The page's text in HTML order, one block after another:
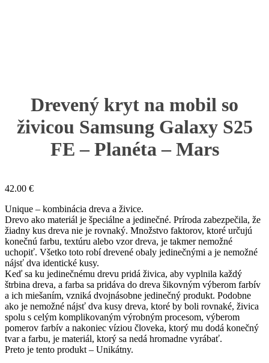
Drevený kryt na mobil so
živicou Samsung Galaxy S25
FE – Planéta – Mars
42.00 €
Unique – kombinácia dreva a živice.
Drevo ako materiál je špeciálne a jedinečné. Príroda zabezpečila, že
žiadny kus dreva nie je rovnaký. Množstvo faktorov, ktoré určujú
konečnú farbu, textúru alebo vzor dreva, je takmer nemožné
uchopiť. Všetko toto robí drevené obaly jedinečnými a je nemožné
nájsť dva identické kusy.
Keď sa ku jedinečnému drevu pridá živica, aby vyplnila každý
štrbina dreva, a farba sa pridáva do dreva šikovným výberom farbív
a ich miešaním, vzniká dvojnásobne jedinečný produkt. Podobne
ako je nemožné nájsť dva kusy dreva, ktoré by boli rovnaké, živica
spolu s celým komplikovaným výrobným procesom, výberom
pomerov farbív a nakoniec víziou človeka, ktorý mu dodá konečný
tvar a farbu, je materiál, ktorý sa nedá hromadne vyrábať.
Preto je tento produkt – Unikátny.